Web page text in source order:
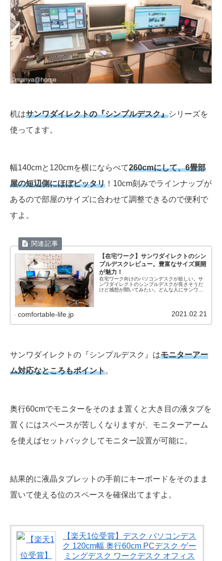
机はサンワダイレクトの『シンプルデスク』シリーズを
使ってます。
幅140cmと120cmを横にならべて260cmにして、6畳部
屋の短辺側にほぼピッタリ ！10cm刻みでラインナップが
あるので部屋のサイズに合わせて調整できるので便利で
すよ。
【在宅ワーク】サンワダイレクトのシン
プルデスクレビュー。豊富なサイズ展開
が魅力！
在宅ワーク向けのパソコンデスクが欲しい。サ
ンワダイレクトのシンプルデスクが良さそうだ
けど感想が聞いてみたい。どんな人にサンワダ
スクレビュー③シンプルデスクはこんな人にオ
comfortable-life.jp 2021.02.21
サンワダイレクトの『シンプルデスク』はモニターアー
ム対応なところもポイント。
奥行60cmでモニターをそのまま置くと大き目の液タブを
置くにはスペースが苦しくなりますが、モニターアーム
を使えばセットバックしてモニター設置が可能に。
結果的に液晶タブレットの手前にキーボードをそのまま
置いて使える位のスペースを確保出てますよ。
【楽天1位受賞】デスク パソコンデス
ク 120cm幅 奥行60cm PCデスク ゲー
ミングデスク ワークデスク オフィス